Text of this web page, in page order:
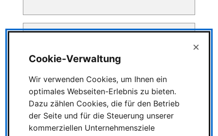
Neuigkeiten &
Informationen
SPIEL ESSEN 2024 -
Neuigkeiten & Informationen 01 Juli 2024 |
Thomas Szombach | Geschätze Lesezeit: 3
Minuten Alle Standflächen sind restlos
vergeben! Die SPIEL Essen wird vom 3. bis
Cookie-Verwaltung
×
Wir verwenden Cookies, um Ihnen ein
optimales Webseiten-Erlebnis zu bieten.
Dazu zählen Cookies, die für den Betrieb
der Seite und für die Steuerung unserer
kommerziellen Unternehmensziele